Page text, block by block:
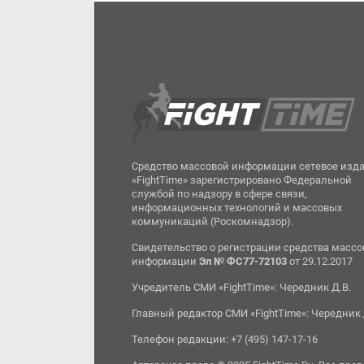
Средство массовой информации сетевое
«FightTime» зарегистрировано Федеральной
службой по надзору в сфере связи,
информационных технологий и массовых
коммуникаций (Роскомнадзор).
Свидетельство о регистрации средства
информацииЭл № ФС77-72103 от 29.12.2017
Учредитель СМИ «FightTime»: Чередник Д.В.
Главный редактор СМИ «FightTime»: Чередник
Телефон редакции: +7 (495) 147-17-16